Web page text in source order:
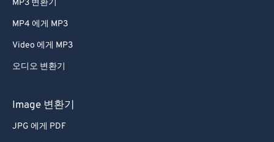
MP3 변환기
MP4 에게 MP3
Video 에게 MP3
오디오 변환기
Image 변환기
JPG 에게 PDF